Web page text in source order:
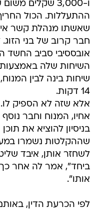
ו-3,000 שקלים
ההתעללות. הכול
שאשתו מנהלת קשר
חבר קרוב של בני
אובססיבי סביב החשד
השיחות שלה
שיחות בינה לבין
14 דקות.
אלא שזה לא הספיק
אחיו, המנוח וחבר
בניסיון להוציא את
שההקלטות נשמרו
לשחזר אותן, איבד
ביחד", אמר לה אחר
אותו".
לפי הכרעת הדין,